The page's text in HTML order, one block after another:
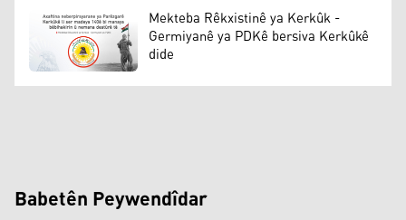
Mekteba Rêkxistinê ya Kerkûk -
Germiyanê ya PDKê bersiva Kerkûkê
dide
Babetên Peywendîdar